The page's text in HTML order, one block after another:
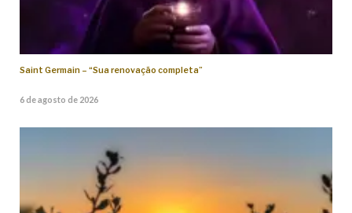
Saint Germain – “Sua renovação completa”
6 de agosto de 2026